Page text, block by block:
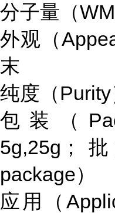
分子量（
外观（
末
纯度（
包装（
5g,25g；
package）
应用（